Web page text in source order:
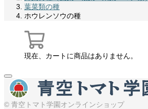
葉菜類の種
ホウレンソウの種
現在、カートに商品はありません。
© 青空トマト学園オンラインショップ